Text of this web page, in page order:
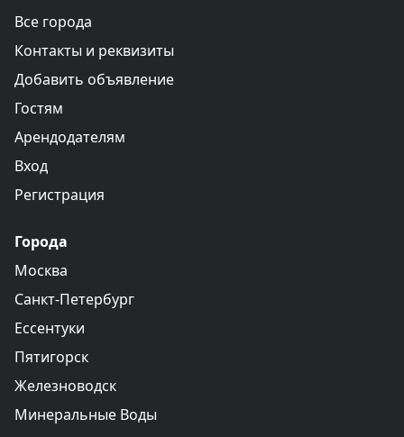
Все города
Контакты и реквизиты
Добавить объявление
Гостям
Арендодателям
Вход
Регистрация
Города
Москва
Санкт-Петербург
Ессентуки
Пятигорск
Железноводск
Минеральные Воды